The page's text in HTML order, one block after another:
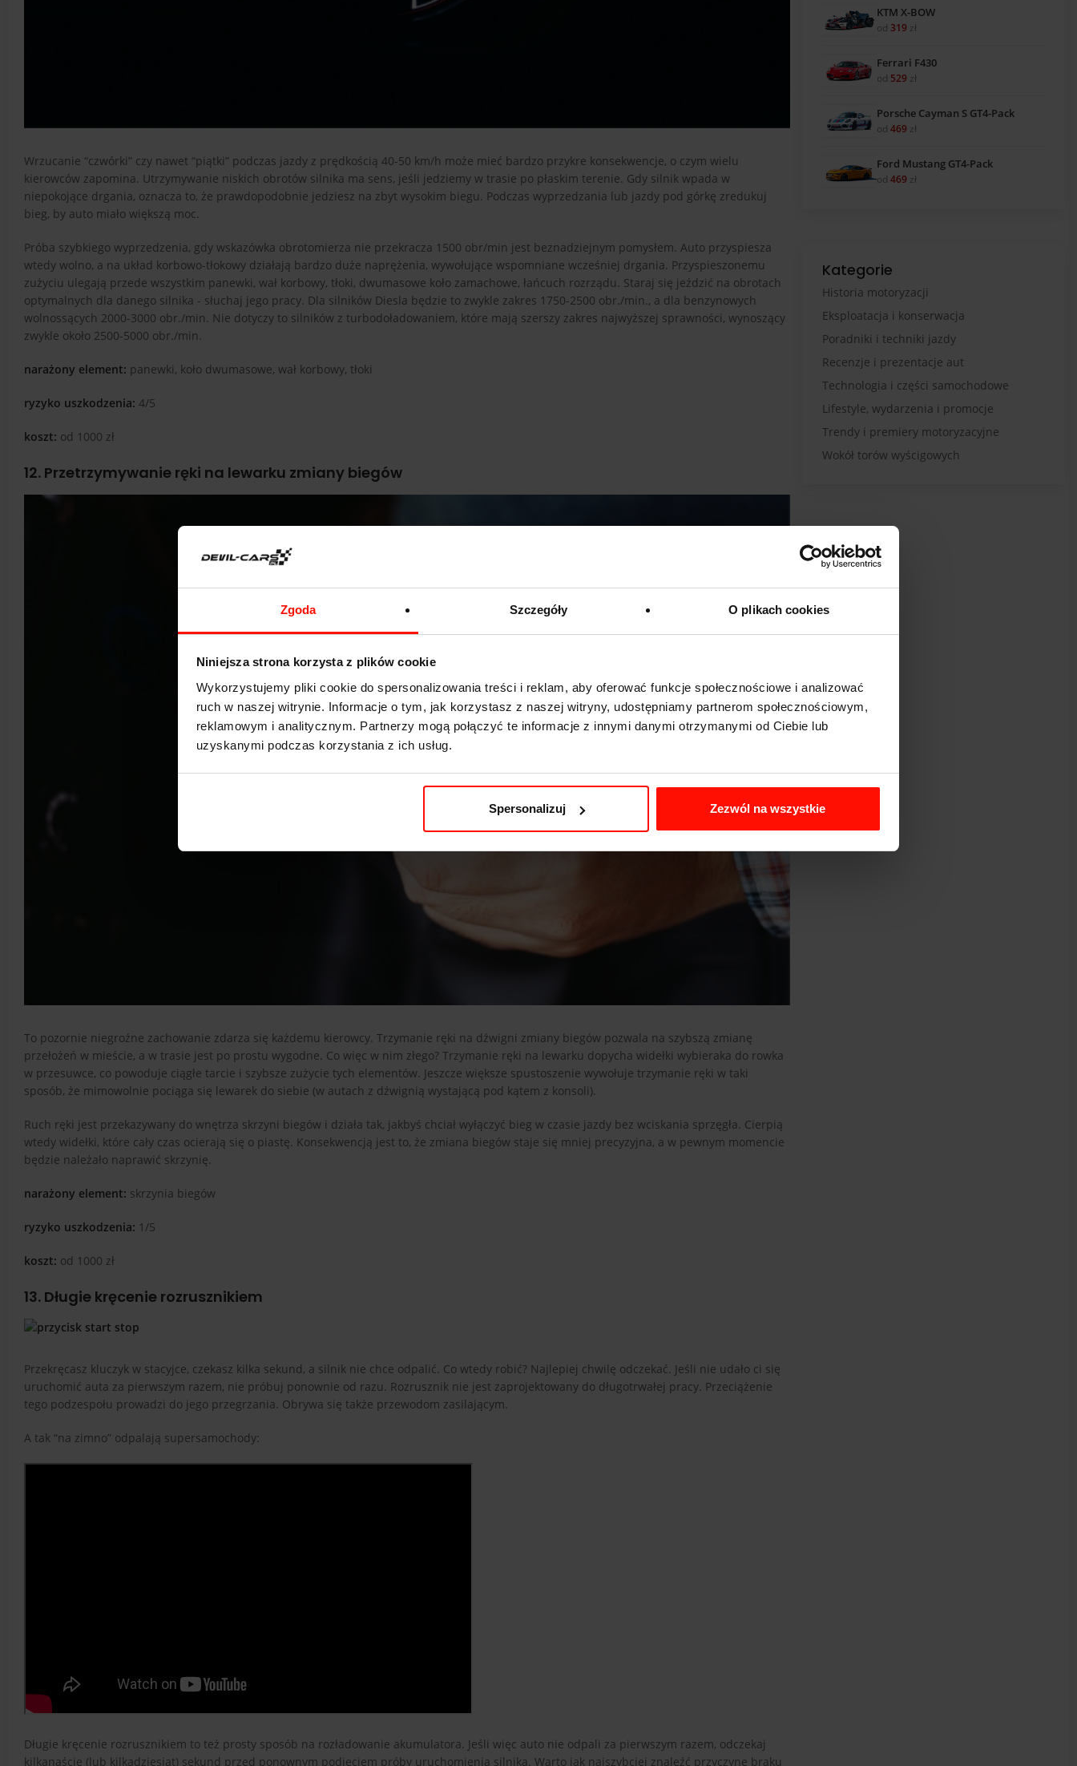
Zgoda Szczegóły O plikach cookies
Niniejsza strona korzysta z plików cookie
Wykorzystujemy pliki cookie do spersonalizowania treści i reklam, aby oferować funkcje społecznościowe i analizować
ruch w naszej witrynie. Informacje o tym, jak korzystasz z naszej witryny, udostępniamy partnerom społecznościowym,
reklamowym i analitycznym. Partnerzy mogą połączyć te informacje z innymi danymi otrzymanymi od Ciebie lub
uzyskanymi podczas korzystania z ich usług.
Spersonalizuj Zezwól na wszystkie
Wrzucanie “czwórki” czy nawet “piątki” podczas jazdy z prędkością 40-50 km/h może mieć bardzo przykre konsekwencje, o czym wielu
kierowców zapomina. Utrzymywanie niskich obrotów silnika ma sens, jeśli jedziemy w trasie po płaskim terenie. Gdy silnik wpada w
niepokojące drgania, oznacza to, że prawdopodobnie jedziesz na zbyt wysokim biegu. Podczas wyprzedzania lub jazdy pod górkę zredukuj
bieg, by auto miało większą moc.
Próba szybkiego wyprzedzenia, gdy wskazówka obrotomierza nie przekracza 1500 obr/min jest beznadziejnym pomysłem. Auto przyspiesza
wtedy wolno, a na układ korbowo-tłokowy działają bardzo duże naprężenia, wywołujące wspomniane wcześniej drgania. Przyspieszonemu
zużyciu ulegają przede wszystkim panewki, wał korbowy, tłoki, dwumasowe koło zamachowe, łańcuch rozrządu. Staraj się jeździć na obrotach
optymalnych dla danego silnika - słuchaj jego pracy. Dla silników Diesla będzie to zwykle zakres 1750-2500 obr./min., a dla benzynowych
wolnossących 2000-3000 obr./min. Nie dotyczy to silników z turbodoładowaniem, które mają szerszy zakres najwyższej sprawności, wynoszący
zwykle około 2500-5000 obr./min.
narażony element: panewki, koło dwumasowe, wał korbowy, tłoki
ryzyko uszkodzenia: 4/5
koszt: od 1000 zł
12. Przetrzymywanie ręki na lewarku zmiany biegów
To pozornie niegroźne zachowanie zdarza się każdemu kierowcy. Trzymanie ręki na dźwigni zmiany biegów pozwala na szybszą zmianę
przełożeń w mieście, a w trasie jest po prostu wygodne. Co więc w nim złego? Trzymanie ręki na lewarku dopycha widełki wybieraka do rowka
w przesuwce, co powoduje ciągłe tarcie i szybsze zużycie tych elementów. Jeszcze większe spustoszenie wywołuje trzymanie ręki w taki
sposób, że mimowolnie pociąga się lewarek do siebie (w autach z dźwignią wystającą pod kątem z konsoli).
Ruch ręki jest przekazywany do wnętrza skrzyni biegów i działa tak, jakbyś chciał wyłączyć bieg w czasie jazdy bez wciskania sprzęgła. Cierpią
wtedy widełki, które cały czas ocierają się o piastę. Konsekwencją jest to, że zmiana biegów staje się mniej precyzyjna, a w pewnym momencie
będzie należało naprawić skrzynię.
narażony element: skrzynia biegów
ryzyko uszkodzenia: 1/5
koszt: od 1000 zł
13. Długie kręcenie rozrusznikiem
Przekręcasz kluczyk w stacyjce, czekasz kilka sekund, a silnik nie chce odpalić. Co wtedy robić? Najlepiej chwilę odczekać. Jeśli nie udało ci się
uruchomić auta za pierwszym razem, nie próbuj ponownie od razu. Rozrusznik nie jest zaprojektowany do długotrwałej pracy. Przeciążenie
tego podzespołu prowadzi do jego przegrzania. Obrywa się także przewodom zasilającym.
A tak “na zimno” odpalają supersamochody:
Długie kręcenie rozrusznikiem to też prosty sposób na rozładowanie akumulatora. Jeśli więc auto nie odpali za pierwszym razem, odczekaj
kilkanaście (lub kilkadziesiąt) sekund przed ponownym podjęciem próby uruchomienia silnika. Warto jak najszybciej znaleźć przyczynę braku
KTM X-BOW
od 319 zł
Ferrari F430
od 529 zł
Porsche Cayman S GT4-Pack
od 469 zł
Ford Mustang GT4-Pack
od 469 zł
Kategorie
Historia motoryzacji
Eksploatacja i konserwacja
Poradniki i techniki jazdy
Recenzje i prezentacje aut
Technologia i części samochodowe
Lifestyle, wydarzenia i promocje
Trendy i premiery motoryzacyjne
Wokół torów wyścigowych